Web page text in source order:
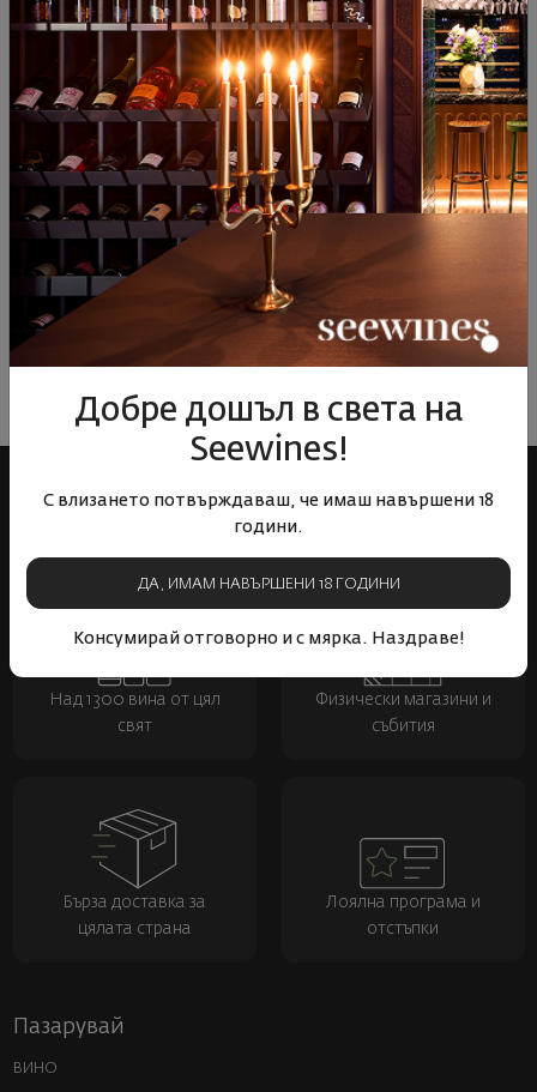
артикула от повече от 200 производителя, които предлага на
винолюбителите. Друг повод за гордост е и фактът, че
представляваме уникални производители като Speri, Cupano,
Montevertine, Gravner от Италия; Bruno Palliard от Шампан,
както и много други малки занаятчийски производители с
ограничено производство, до което ние имаме достъп.
Особено внимание заслужават селекциите ни от Бургундия,
Шампан, Херес (родината на шерито), Италия с огромното й
разнообразие от сортове и региони, Германия - царят на
Ризлингите, Грузия с нейните вина в квеври и още, и още. А
запалените виноценители със сигурност биха проявили
интерес и към колекционерската ни секция с внимателно
подбрани изключителни представители на Бордо, Бургундия,
Супер Тоскана, САЩ, Чили.
Добре дошъл в света на
Seewines!
С влизането потвърждаваш, че имаш навършени 18
години.
ДА, ИМАМ НАВЪРШЕНИ 18 ГОДИНИ
Консумирай отговорно и с мярка. Наздраве!
Над 1300 вина от цял
свят
Физически магазини и
събития
Бърза доставка за
цялата страна
Лоялна програма и
отстъпки
Пазарувай
ВИНО